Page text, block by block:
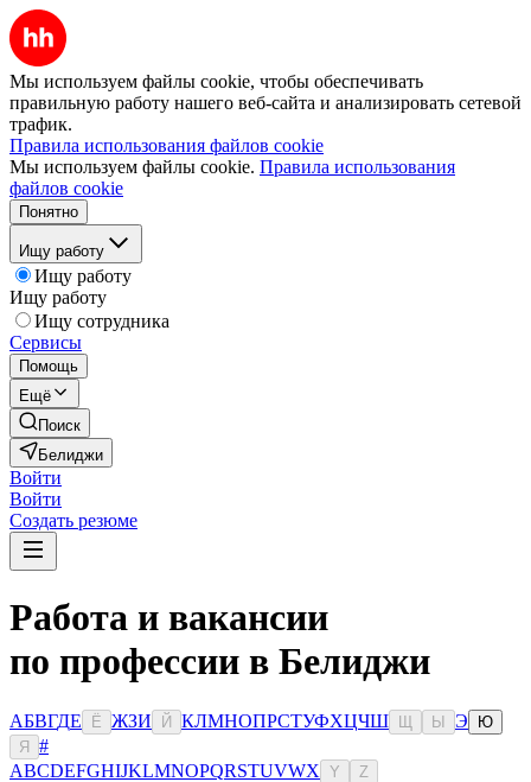
Мы используем файлы cookie, чтобы обеспечивать
правильную работу нашего веб-сайта и анализировать сетевой
трафик.
Правила использования файлов cookie
Мы используем файлы cookie. Правила использования
файлов cookie
Понятно
Ищу работу
Ищу работу
Ищу работу
Ищу сотрудника
Сервисы
Помощь
Ещё
Поиск
Белиджи
Войти
Войти
Создать резюме
Работа и вакансии
по профессии в Белиджи
АБВГДЕ Ё ЖЗИ Й КЛМНОПРСТУФХЦЧШ Ы Э
Ю
Я
#
ABCDEFGHIJKLMNOPQRSTUVWX Y Z